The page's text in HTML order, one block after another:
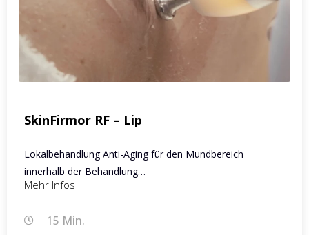
SkinFirmor RF – Lip
Lokalbehandlung Anti-Aging für den Mundbereich
innerhalb der Behandlung…
Mehr Infos
15 Min.